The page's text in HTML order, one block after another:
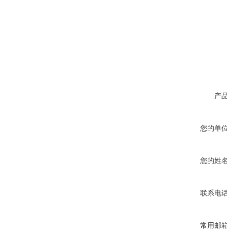
产
您的单
您的姓
联系电
常用邮